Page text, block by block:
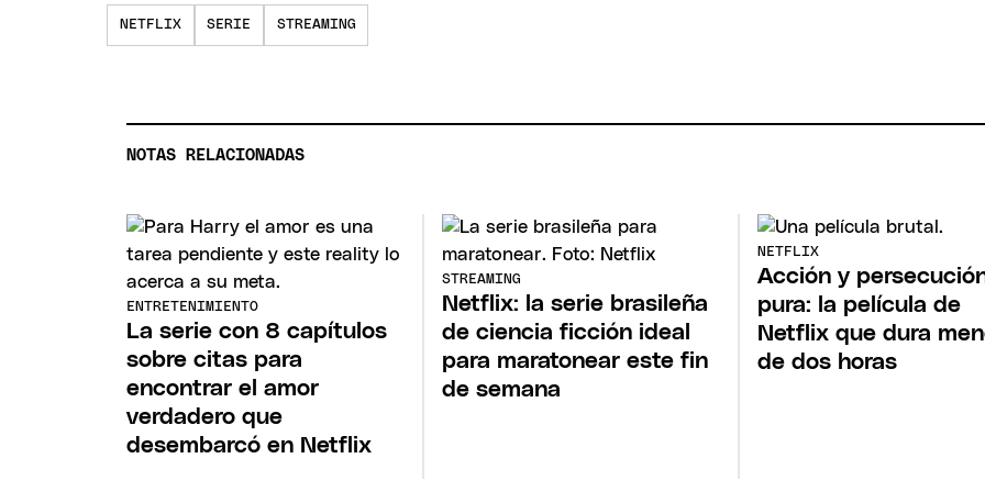
NETFLIX SERIE STREAMING
NOTAS RELACIONADAS
ENTRETENIMIENTO
La serie con 8 capítulos
sobre citas para
encontrar el amor
verdadero que
desembarcó en Netflix
STREAMING
Netflix: la serie brasileña
de ciencia ficción ideal
para maratonear este fin
de semana
NETFLIX
Acción y
pura: la película de
Netflix que dura
de dos horas